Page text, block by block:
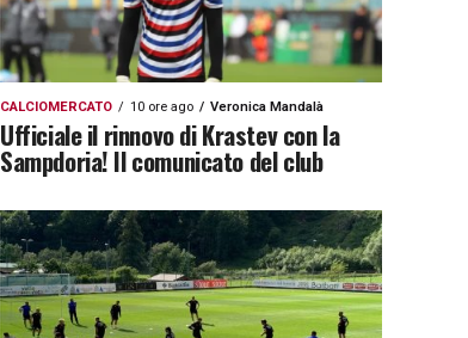
CALCIOMERCATO 10 ore ago Veronica Mandalà
Ufficiale il rinnovo di Krastev con la
Sampdoria! Il comunicato del club